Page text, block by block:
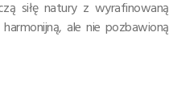
siłę natury z wyrafinowaną
ale nie pozbawioną